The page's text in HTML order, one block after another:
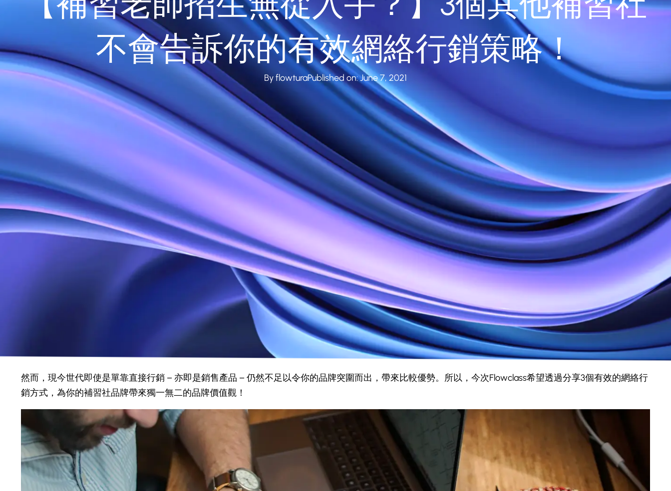
不會告訴你的有效網絡行銷策略！
By flowturaPublished on: June 7, 2021
肺炎疫情自上年起持續，教育局多次宣布停課。除了中小學外，本地的補習社亦首當其衝，被迫停課導致運作幾乎停頓。幸運地，最近經濟重回正軌，教育行業
陸續復課，而私補老師、補習班和補習老師亦爭相將傳統的推廣方法移步到網上平台，配合網絡行銷策略成功大大增加了爆光率和資訊覆蓋範圍。可見派發傳
單、口碑傳銷、海報、招牌廣告等傳統行銷方式是不足夠的。
然而，現今世代即使是單靠直接行銷 – 亦即是銷售產品 – 仍然不足以令你的品牌突圍而出，帶來比較優勢。所以，今次Flowclass希望透過分享3個有效的網絡行
銷方式，為你的補習社品牌帶來獨一無二的品牌價值觀！